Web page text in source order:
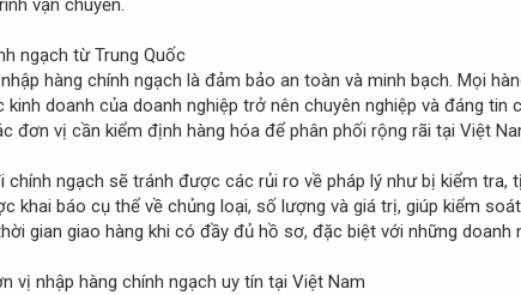
vận chuyển.
ngạch từ Trung Quốc
hàng chính ngạch là đảm bảo an toàn và minh bạch. Mọi
kinh doanh của doanh nghiệp trở nên chuyên nghiệp và đáng
đơn vị cần kiểm định hàng hóa để phân phối rộng rãi tại Việt
chính ngạch sẽ tránh được các rủi ro về pháp lý như bị kiểm
khai báo cụ thể về chủng loại, số lượng và giá trị, giúp kiểm
gian giao hàng khi có đầy đủ hồ sơ, đặc biệt với những doanh
vị nhập hàng chính ngạch uy tín tại Việt Nam